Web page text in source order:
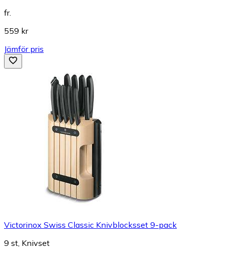
fr.
559 kr
Jämför pris
Victorinox Swiss Classic Knivblocksset 9-pack
9 st, Knivset